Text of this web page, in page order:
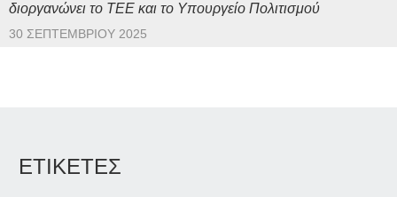
διοργανώνει το ΤΕΕ και το Υπουργείο Πολιτισμού
30 ΣΕΠΤΕΜΒΡΊΟΥ 2025
ΕΤΙΚΕΤΕΣ